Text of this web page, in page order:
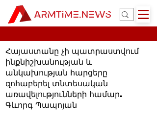
Հայաստանը չի պատրաստվում
ինքնիշխանության և
անկախության հարցերը
զոհաբերել տնտեսական
առավելությունների համար.
Գևորգ Պապոյան